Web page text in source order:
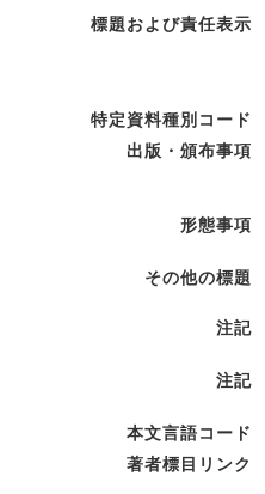
標題および責任表示
特定資料種別コード
出版・頒布事項
形態事項
その他の標題
注記
注記
本文言語コード
著者標目リンク